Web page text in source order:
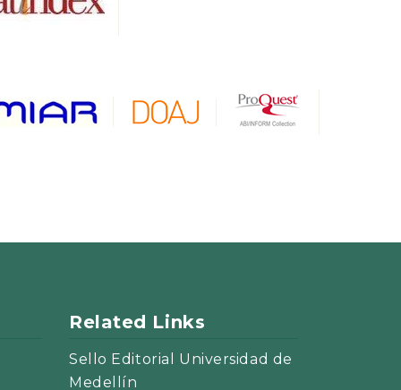
Related Links
Sello Editorial Universidad de
Medellín